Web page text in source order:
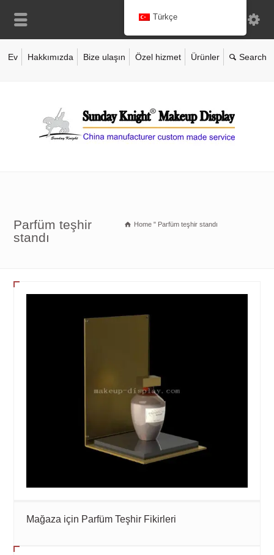
Ev Hakkımızda Bize ulaşın Özel hizmet Ürünler
Parfüm teşhir
standı
Home " Parfüm teşhir standı
Mağaza için Parfüm Teşhir Fikirleri
Türkçe